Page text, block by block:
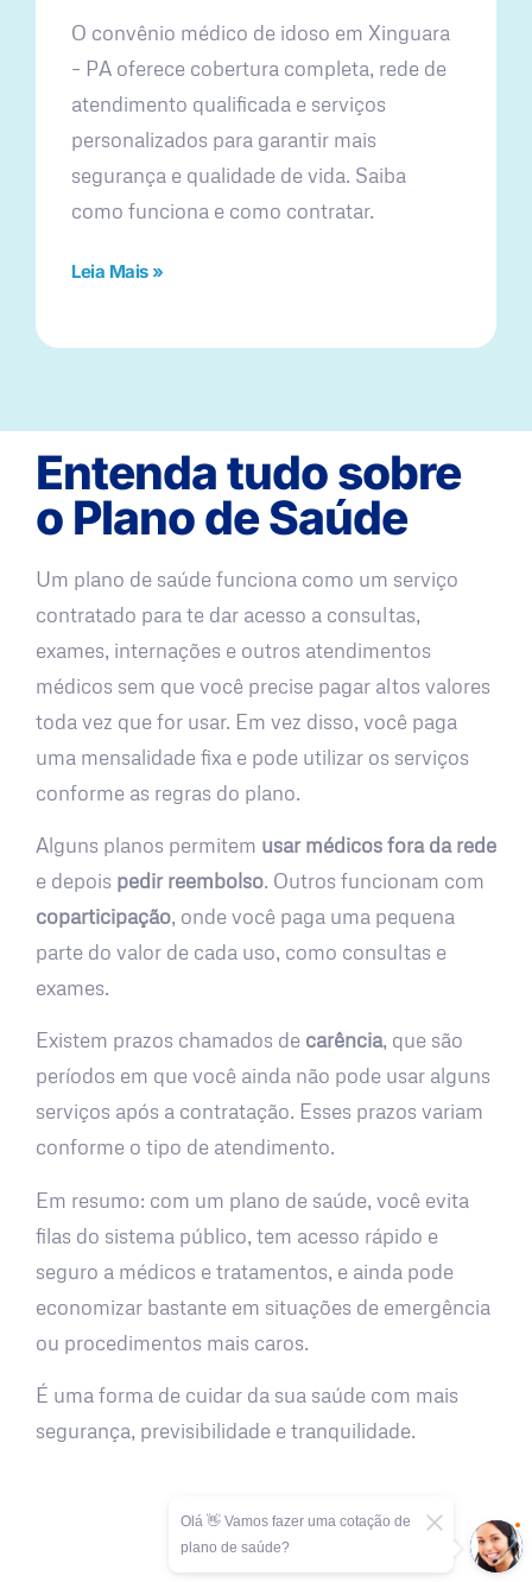
O convênio médico de idoso em Xinguara
– PA oferece cobertura completa, rede de
atendimento qualificada e serviços
personalizados para garantir mais
segurança e qualidade de vida. Saiba
como funciona e como contratar.
Leia Mais »
Entenda tudo sobre
o Plano de Saúde
Um plano de saúde funciona como um serviço
contratado para te dar acesso a consultas,
exames, internações e outros atendimentos
médicos sem que você precise pagar altos valores
toda vez que for usar. Em vez disso, você paga
uma mensalidade fixa e pode utilizar os serviços
conforme as regras do plano.
Alguns planos permitem usar médicos fora da rede
e depois pedir reembolso. Outros funcionam com
coparticipação, onde você paga uma pequena
parte do valor de cada uso, como consultas e
exames.
Existem prazos chamados de carência, que são
períodos em que você ainda não pode usar alguns
serviços após a contratação. Esses prazos variam
conforme o tipo de atendimento.
Em resumo: com um plano de saúde, você evita
filas do sistema público, tem acesso rápido e
seguro a médicos e tratamentos, e ainda pode
economizar bastante em situações de emergência
ou procedimentos mais caros.
É uma forma de cuidar da sua saúde com mais
segurança, previsibilidade e tranquilidade.
Olá 👋 Vamos fazer uma cotação de
plano de saúde?